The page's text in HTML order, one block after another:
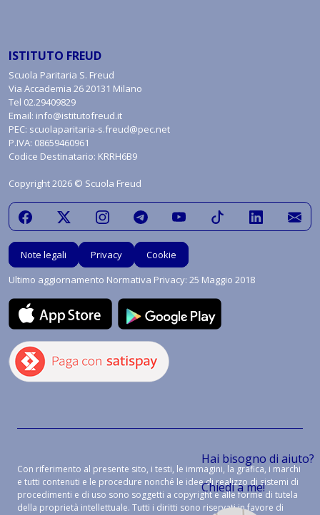
Hai bisogno di aiuto?
Chiedi a me!
ISTITUTO FREUD
Scuola Paritaria S. Freud
Via Accademia 26 20131 Milano
Tel 02.29409829
Email: info@istitutofreud.it
PEC: scuolaparitaria-s.freud@pec.net
P.IVA: 08659460961
Codice Destinatario: KRRH6B9
Copyright 2026 © Scuola Freud
Note legali Privacy
Cookie
Ultimo aggiornamento Normativa Privacy: 25 Maggio 2018
Con riferimento al presente sito, i testi, le immagini, la grafica, i marchi
e tutti contenuti e le procedure nonché le idee di realizzo di sistemi di
procedimenti e di uso sono soggetti a copyright e alle forme di tutela
della proprietà intellettuale. Tutti i diritti sono riservati in favore di